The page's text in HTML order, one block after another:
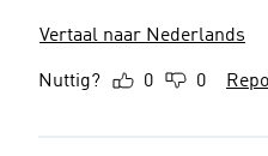
Vertaal naar Nederlands
Nuttig? 0 0